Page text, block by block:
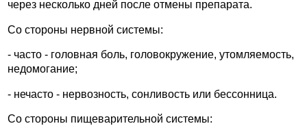
через несколько дней после отмены препарата.
Со стороны нервной системы:
- часто - головная боль, головокружение, утомляемость,
недомогание;
- нечасто - нервозность, сонливость или бессонница.
Со стороны пищеварительной системы: